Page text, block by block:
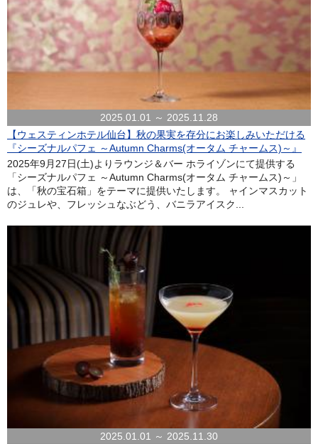
2025.01.01 ～ 2025.11.28
【ウェスティンホテル仙台】秋の果実を存分にお楽しみいただける
『シーズナルパフェ ～Autumn Charms(オータム チャームス)～』
2025年9月27日(土)よりラウンジ＆バー ホライゾンにて提供する
「シーズナルパフェ ～Autumn Charms(オータム チャームス)～」
は、「秋の宝石箱」をテーマに提供いたします。 ャインマスカット
のジュレや、フレッシュなぶどう、バニラアイスク...
2025.01.01 ～ 2025.11.30